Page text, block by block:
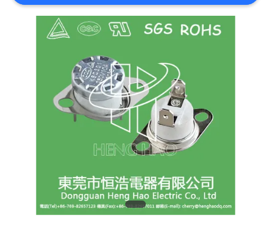
투